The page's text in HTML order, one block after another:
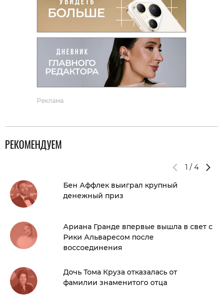
Реклама
РЕКОМЕНДУЕМ
1 / 4
Бен Аффлек выиграл крупный
денежный приз
Ариана Гранде впервые вышла в свет с
Рики Альваресом после
воссоединения
Дочь Тома Круза отказалась от
фамилии знаменитого отца